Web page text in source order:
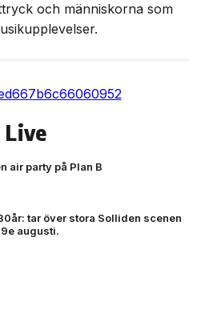
och människorna som
Live
air party på Plan B
tar över stora Solliden scenen
augusti.